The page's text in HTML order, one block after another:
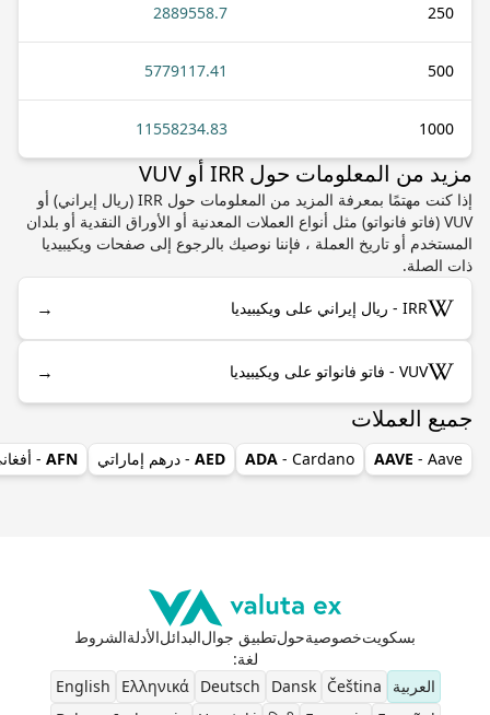
250
2889558.7
500
5779117.41
1000
11558234.83
مزيد من المعلومات حول IRR أو VUV
إذا كنت مهتمًا بمعرفة المزيد من المعلومات حول IRR (ريال إيراني) أو
VUV (فاتو فانواتو) مثل أنواع العملات المعدنية أو الأوراق النقدية أو بلدان
المستخدم أو تاريخ العملة ، فإننا نوصيك بالرجوع إلى صفحات ويكيبيديا
ذات الصلة.
IRR - ريال إيراني على ويكيبيديا →
VUV - فاتو فانواتو على ويكيبيديا →
جميع العملات
AAVE - Aave
ADA - Cardano
AED - درهم إماراتي AFN
-
بسكويتخصوصيةحولتطبيق جوالالبدائلالأدلةالشروط
لغة:
العربية
Čeština
Dansk
Deutsch
Ελληνικά
English